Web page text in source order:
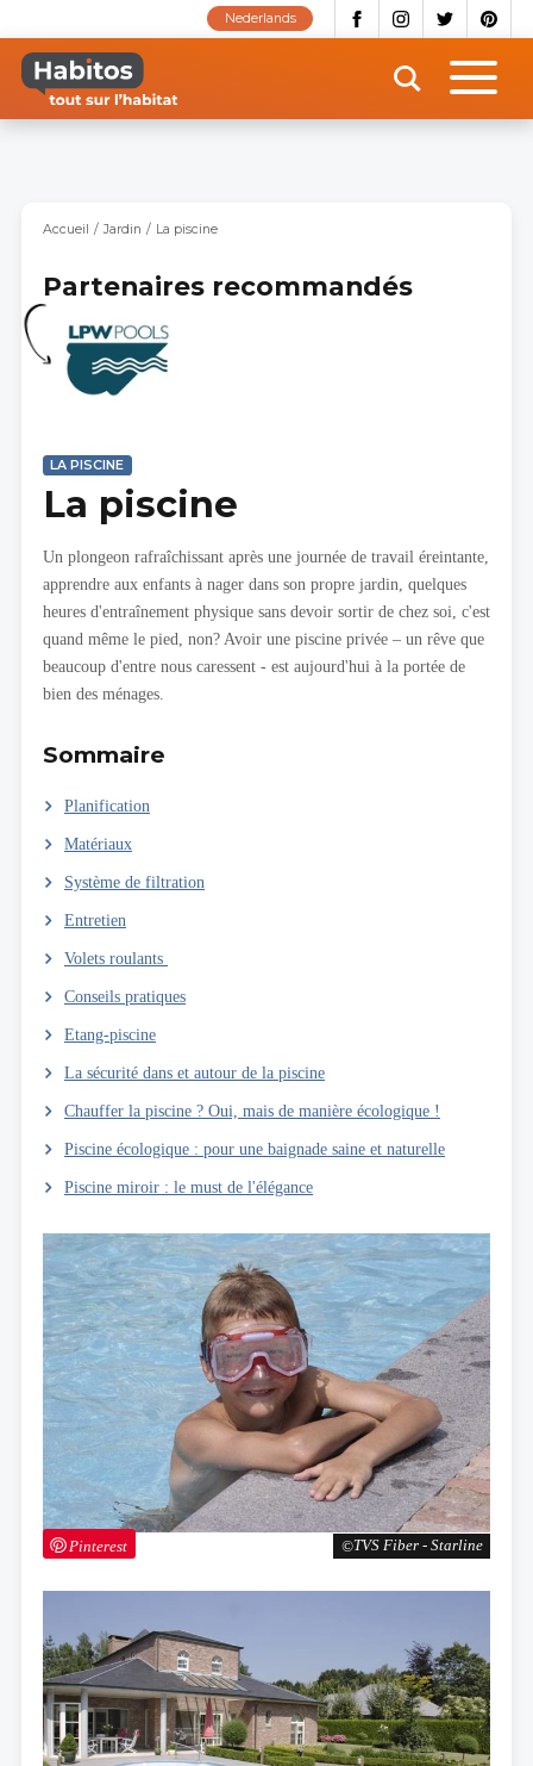
contenu
principal
Nederlands
Accueil Jardin La piscine
Partenaires recommandés
LA PISCINE
La piscine
Un plongeon rafraîchissant après une journée de travail éreintante,
apprendre aux enfants à nager dans son propre jardin, quelques
heures d'entraînement physique sans devoir sortir de chez soi, c'est
quand même le pied, non? Avoir une piscine privée – un rêve que
beaucoup d'entre nous caressent - est aujourd'hui à la portée de
bien des ménages.
TVS Fiber - Starline
Pinterest
Sommaire
Planification
Matériaux
Système de filtration
Entretien
Volets roulants
Conseils pratiques
Etang-piscine
La sécurité dans et autour de la piscine
Chauffer la piscine ? Oui, mais de manière écologique !
Piscine écologique : pour une baignade saine et naturelle
Piscine miroir : le must de l'élégance